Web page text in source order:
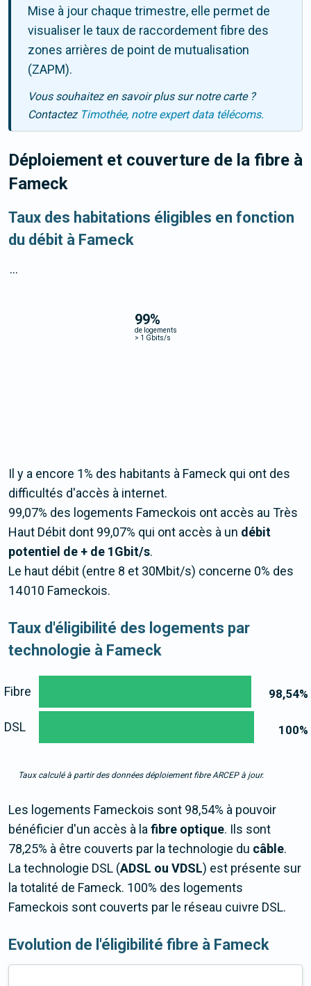
Mise à jour chaque trimestre, elle permet de
visualiser le taux de raccordement fibre des
zones arrières de point de mutualisation
(ZAPM).
Vous souhaitez en savoir plus sur notre carte ?
Contactez Timothée, notre expert data télécoms.
Déploiement et couverture de la fibre à
Fameck
Taux des habitations éligibles en fonction
du débit à Fameck
99%
de logements
> 1 Gbits/s
...
Il y a encore 1% des habitants à Fameck qui ont des
difficultés d'accès à internet.
99,07% des logements Fameckois ont accès au Très
Haut Débit dont 99,07% qui ont accès à un débit
potentiel de + de 1Gbit/s.
Le haut débit (entre 8 et 30Mbit/s) concerne 0% des
14 010 Fameckois.
Taux d'éligibilité des logements par
technologie à Fameck
98,54%
100%
Fibre
DSL
Taux calculé à partir des données déploiement fibre ARCEP à jour.
Les logements Fameckois sont 98,54% à pouvoir
bénéficier d'un accès à lafibre optique. Ils sont
78,25% à être couverts par la technologie du câble.
La technologie DSL (ADSL ou VDSL) est présente sur
la totalité de Fameck. 100% des logements
Fameckois sont couverts par le réseau cuivre DSL.
Evolution de l'éligibilité fibre à Fameck